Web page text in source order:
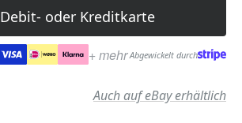
Debit- oder Kreditkarte
+ mehr Abgewickelt durch
Auch auf eBay erhältlich